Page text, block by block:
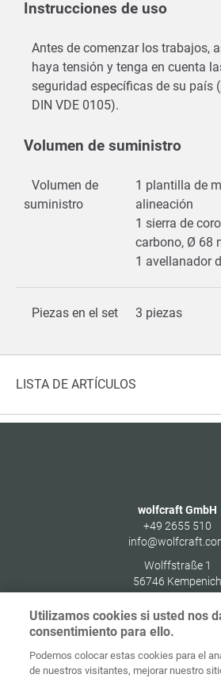
Instrucciones de uso
Antes de comenzar los trabajos,
haya tensión y tenga en cuenta
seguridad específicas de su país
DIN VDE 0105).
Volumen de suministro
Volumen de
suministro
1 plantilla de
alineación
1 sierra de
carbono, Ø 68
1 avellanador
Piezas en el set 3 piezas
LISTA DE ARTÍCULOS
wolfcraft GmbH
+49 2655 510
Wolffstraße 1
56746 Kempenich
Utilizamos cookies si usted nos
consentimiento para ello.
Podemos colocar estas cookies para el
de nuestros visitantes, mejorar nuestro